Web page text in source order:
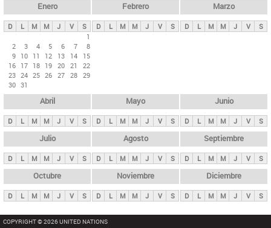
ds
p
n
c
i
p
l
e
s
Enero
D L M M J V
S
1
2
3 4 5 6 7
8
9 10 11 12 13 14
15
16 17 18 19 20 21
22
23 24 25 26 27 28 29
30 31
Febrero
D L M M J V S
Marzo
D L M M J V S
Abril
D L M M J V S
Mayo
D L M M J V S
Junio
D L M M J V S
Julio
D L M M J V S
Agosto
D L M M J V S
Septiembre
D L M M J V S
Octubre
D L M M J V S
Noviembre
D L M M J V S
Diciembre
D L M M J V S
COPYRIGHT © 2026 UNITED NATIONS